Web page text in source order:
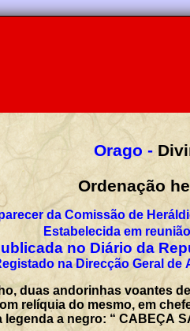
Orago -
Ordenação
da Comissão de
Estabelecida em
no Diário da
na Direcção Geral de
duas andorinhas voantes
relíquia do mesmo, em
a negro: “ CABEÇA